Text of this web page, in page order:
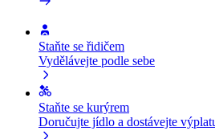
Staňte se řidičem
Vydělávejte podle sebe
Staňte se kurýrem
Doručujte jídlo a dostávejte